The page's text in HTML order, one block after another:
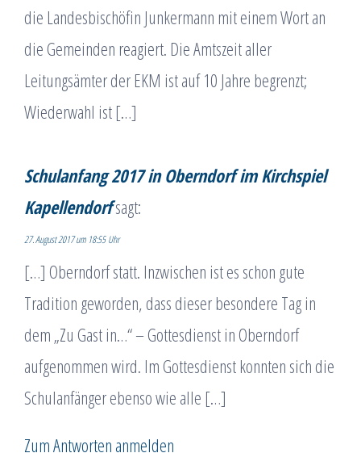
die Landesbischöfin Junkermann mit einem Wort an
die Gemeinden reagiert. Die Amtszeit aller
Leitungsämter der EKM ist auf 10 Jahre begrenzt;
Wiederwahl ist […]
Schulanfang 2017 in Oberndorf im Kirchspiel
Kapellendorfsagt:
27. August 2017 um 18:55 Uhr
[…] Oberndorf statt. Inzwischen ist es schon gute
Tradition geworden, dass dieser besondere Tag in
dem „Zu Gast in…“ – Gottesdienst in Oberndorf
aufgenommen wird. Im Gottesdienst konnten sich die
Schulanfänger ebenso wie alle […]
Zum Antworten anmelden